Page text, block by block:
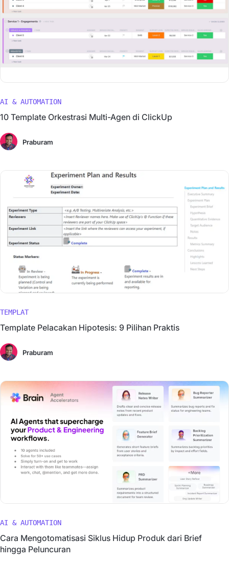
AI & AUTOMATION
10 Template Orkestrasi Multi-Agen di ClickUp
Praburam
TEMPLAT
Template Pelacakan Hipotesis: 9 Pilihan Praktis
Praburam
AI & AUTOMATION
Cara Mengotomatisasi Siklus Hidup Produk dari Brief
hingga Peluncuran